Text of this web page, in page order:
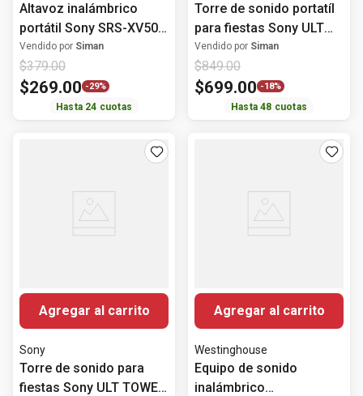
Altavoz inalámbrico
portátil Sony SRS-XV500
Bluetooth 25 horas
Vendido por Siman
$379.00
$269.00 -29%
Hasta 24 cuotas
Torre de sonido portatíl
para fiestas Sony ULT
TOWER 9
Vendido por Siman
$849.00
$699.00 -18%
Hasta48 cuotas
Agregar al carrito
Sony
Torre de sonido para
fiestas Sony ULT TOWER
Agregar al carrito
Westinghouse
Equipo de sonido
inalámbrico